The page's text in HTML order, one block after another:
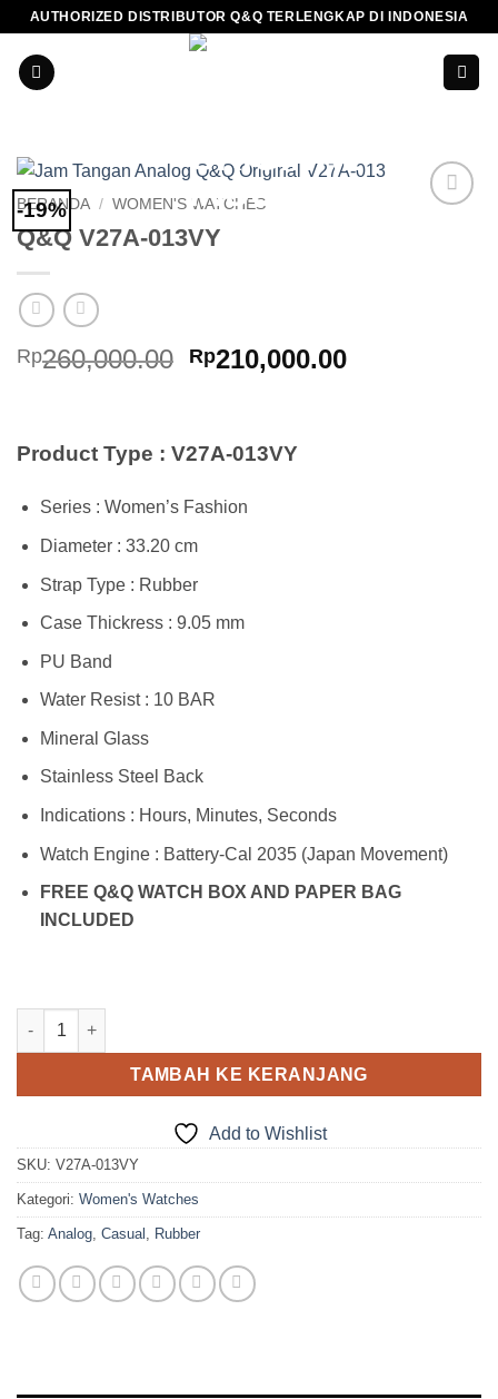
Skip
content
AUTHORIZED DISTRIBUTOR Q&Q TERLENGKAP DI INDONESIA
-19%
BERANDA / WOMEN'S WATCHES
Q&Q V27A-013VY
Rp260,000.00 Harga
Rp210,000.00Harga
Product Type : V27A-013VY
Series : Women’s Fashion
Diameter : 33.20 cm
Strap Type : Rubber
Case Thickress : 9.05 mm
PU Band
Water Resist : 10 BAR
Mineral Glass
Stainless Steel Back
Indications : Hours, Minutes, Seconds
Watch Engine : Battery-Cal 2035 (Japan Movement)
FREE Q&Q WATCH BOX AND PAPER BAG
INCLUDED
Kuantitas Q&Q V27A-013VY
TAMBAH KE KERANJANG
Add to Wishlist
SKU: V27A-013VY
Kategori: Women's Watches
Tag: Analog Casual Rubber